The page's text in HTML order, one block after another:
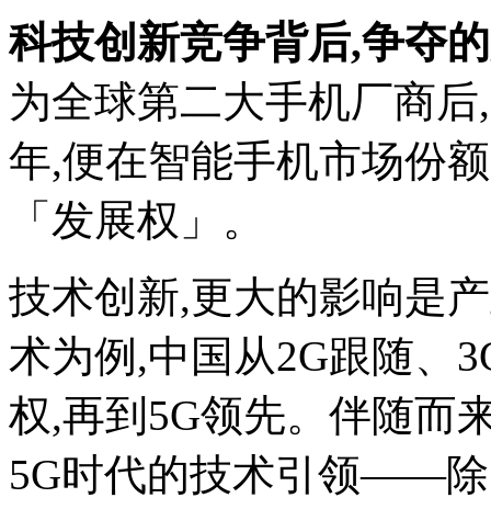
科技创新竞争背后,争夺
为全球第二大手机厂商
年,便在智能手机市场份
「发展权」。
技术创新,更大的影响是
术为例,中国从2G跟随、
权,再到5G领先。伴随而
5G时代的技术引领——除